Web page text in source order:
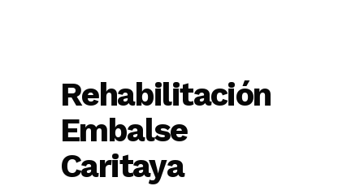
Rehabilitación
Embalse
Caritaya